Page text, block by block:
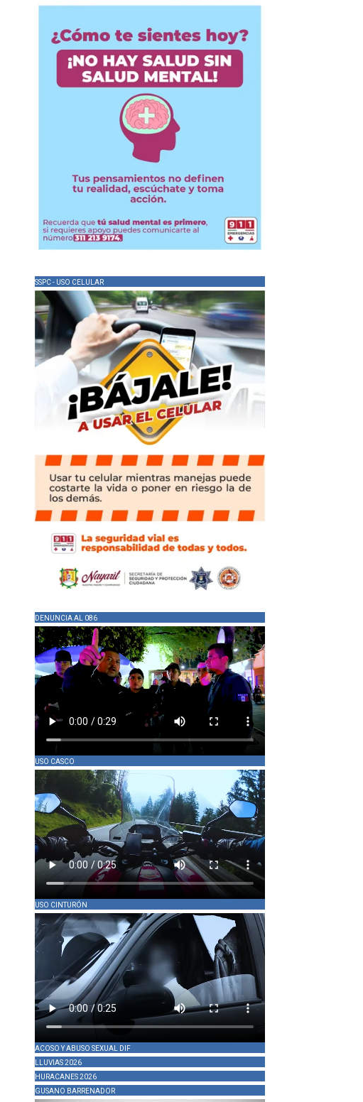
SSPC - USO CELULAR
DENUNCIA AL 086
USO CASCO
USO CINTURÓN
ACOSO Y ABUSO SEXUAL DIF
LLUVIAS 2026
HURACANES 2026
GUSANO BARRENADOR